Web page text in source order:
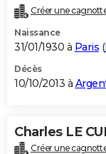
Créer une
Naissance
31/01/1930 à Paris (
Décès
10/10/2013 à
Charles LE
Créer une